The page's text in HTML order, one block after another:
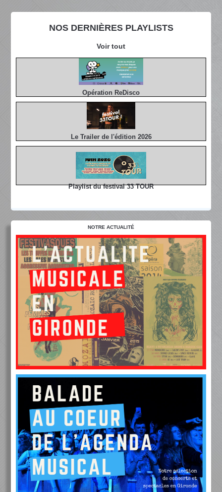
NOS DERNIÈRES PLAYLISTS
Voir tout
Opération ReDisco
Le Trailer de l'édition 2026
Playlist du festival 33 TOUR
NOTRE ACTUALITÉ